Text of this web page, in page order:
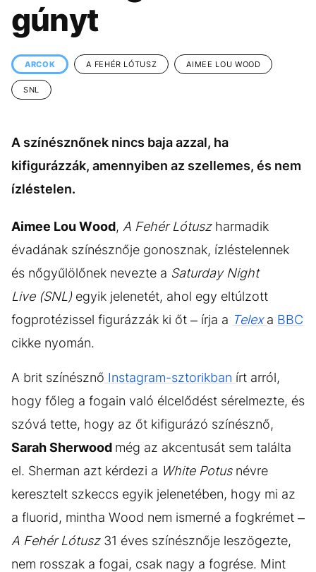
KÖZÉLET
ÉLETMÓD
BESZÉLGETÉSEK ARCOK
VIDEÓ
gúnyt
ARCOK A FEHÉR LÓTUSZ AIMEE LOU WOOD
SNL
A színésznőnek nincs baja azzal, ha
kifigurázzák, amennyiben az szellemes, és nem
ízléstelen.
Aimee Lou Wood, A Fehér Lótuszharmadik
évadának színésznője gonosznak, ízléstelennek
és nőgyűlölőnek nevezte a Saturday Night
Live (SNL)egyik jelenetét, ahol egy eltúlzott
fogprotézissel figurázzák ki őt – írja a Telexa BBC
cikke nyomán.
A brit színésznő Instagram-sztorikban írt arról,
hogy főleg a fogain való élcelődést sérelmezte, és
szóvá tette, hogy az őt kifigurázó színésznő,
Sarah Sherwood még az akcentusát sem találta
el. Sherman azt kérdezi a White Potusnévre
keresztelt szkeccs egyik jelenetében, hogy mi az
a fluorid, mintha Wood nem ismerné a fogkrémet –
A Fehér Lótusz31 éves színésznője leszögezte,
nem rosszak a fogai, csak nagy a fogrése. Mint